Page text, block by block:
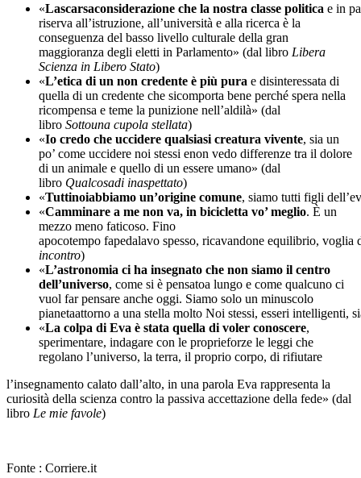
«Lascarsaconsiderazione che la nostra classe politica e in
riserva all’istruzione, all’università e alla ricerca è la
conseguenza del basso livello culturale della gran
maggioranza degli eletti in Parlamento» (dal libro Libera
Scienza in Libero Stato)
«L’etica di un non credente è più pura e disinteressata di
quella di un credente che sicomporta bene perché spera nella
ricompensa e teme la punizione nell’aldilà» (dal
libro Sottouna cupola stellata)
«Io credo che uccidere qualsiasi creatura vivente, sia un
po’ come uccidere noi stessi enon vedo differenze tra il dolore
di un animale e quello di un essere umano» (dal
libro Qualcosadi inaspettato)
«Tuttinoiabbiamo un’origine comune, siamo tutti figli
«Camminare a me non va, in bicicletta vo’ meglio. È un
mezzo meno faticoso. Fino
apocotempo fapedalavo spesso, ricavandone equilibrio,
incontro)
«L’astronomia ci ha insegnato che non siamo il centro
dell’universo, come si è pensatoa lungo e come qualcuno ci
vuol far pensare anche oggi. Siamo solo un minuscolo
pianetaattorno a una stella molto Noi stessi, esseri intelligenti,
«La colpa di Eva è stata quella di voler conoscere,
sperimentare, indagare con le proprieforze le leggi che
regolano l’universo, la terra, il proprio corpo, di rifiutare
l’insegnamento calato dall’alto, in una parola Eva rappresenta la
curiosità della scienza contro la passiva accettazione della fede» (dal
libro Le mie favole)
Fonte : Corriere.it